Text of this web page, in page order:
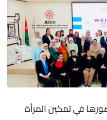
في تمكين المرأة